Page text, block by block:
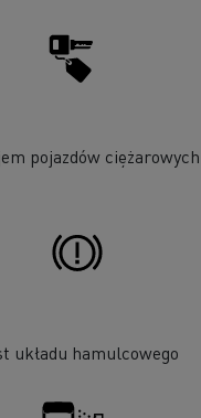
pojazdów ciężarowych
układu hamulcowego